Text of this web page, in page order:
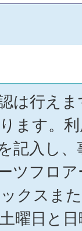
は行え
ます。
記入し
ツフロ
クスま
曜日と